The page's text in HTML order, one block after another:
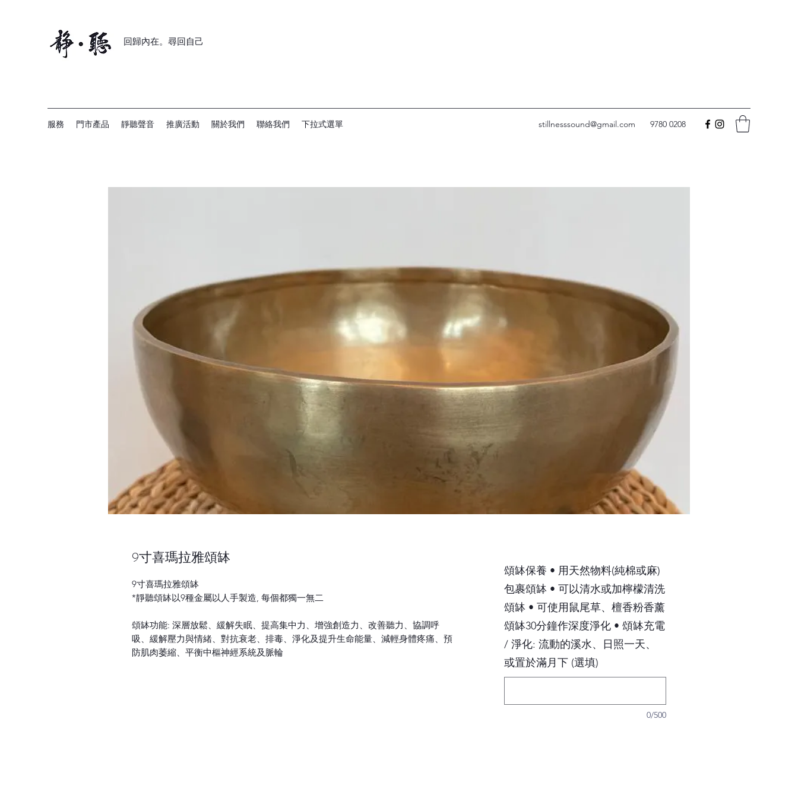
回歸內在。尋回自己
服務 門市產品 靜聽聲音 推廣活動 關於我們 聯絡我們 下拉式選單 stillnesssound@gmail.com 9780 0208
9寸喜瑪拉雅頌缽
9寸喜瑪拉雅頌缽
*靜聽頌缽以9種金屬以人手製造 每個都獨一無二
頌缽功能: 深層放鬆、緩解失眠、提高集中力、增強創造力、改善聽力、協調呼
吸、緩解壓力與情緒、對抗衰老、排毒、淨化及提升生命能量、減輕身體疼痛、預
防肌肉萎縮、平衡中樞神經系統及脈輪
頌缽保養 • 用天然物料(純棉或麻)
包裹頌缽 • 可以清水或加檸檬清洗
頌缽 • 可使用鼠尾草、檀香粉香薰
頌缽30分鐘作深度淨化 • 頌缽充電
/ 淨化: 流動的溪水、日照一天、
或置於滿月下 (選填)
0/500